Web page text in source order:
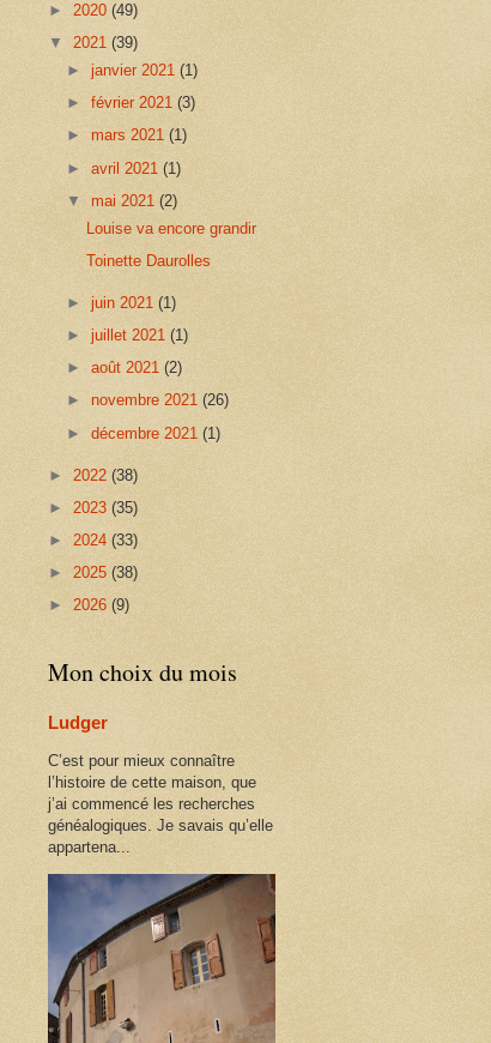
► 2020 (49)
▼ 2021 (39)
►janvier 2021(1)
►février 2021(3)
►mars 2021(1)
►avril 2021(1)
▼ mai 2021(2)
Louise va encore grandir
Toinette Daurolles
►juin 2021(1)
►juillet 2021(1)
►août 2021(2)
►novembre 2021(26)
►décembre 2021(1)
► 2022 (38)
► 2023 (35)
► 2024 (33)
► 2025 (38)
► 2026 (9)
Mon choix du mois
Ludger
C’est pour mieux connaître
l’histoire de cette maison, que
j’ai commencé les recherches
généalogiques. Je savais qu’elle
appartena...